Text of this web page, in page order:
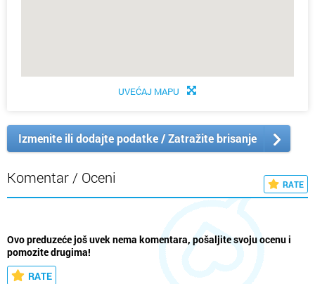
UVEĆAJ MAPU
Izmenite ili dodajte podatke / Zatražite brisanje
Komentar / Oceni RATE
Ovo preduzeće još uvek nema komentara, pošaljite svoju ocenu i
pomozite drugima!
RATE